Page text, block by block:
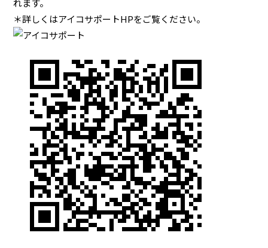
＊詳しくはアイコサポートHPをご覧ください。